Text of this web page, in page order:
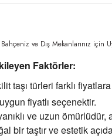
Faktörler:
taşı türleri farklı
fiyatlı seçenektir.
ve uzun ömürlüdür,
bir taştır ve estetik